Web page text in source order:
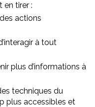
en tirer :
actions
à tout
plus d’informations à
techniques du
plus accessibles et